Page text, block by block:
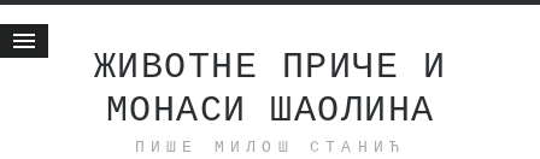
ЖИВОТНЕ ПРИЧЕ И
МОНАСИ ШАОЛИНА
ПИШЕ МИЛОШ СТАНИЋ
Животне приче